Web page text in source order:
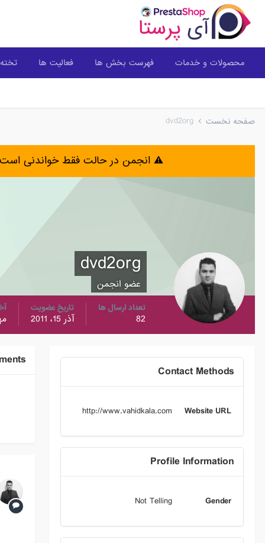
محصولات و خدمات فهرست بخش ها فعالیت ها
صفحه نخست dvd2org
⚠️ انجمن در حالت فقط خواندنی
dvd2org
عضو انجمن
تعداد ارسال ها
82
تاریخ عضویت
آذر 15، 2011
Contact Methods
Website URL
http://www.vahidkala.com
Profile Information
Gender
Not Telling